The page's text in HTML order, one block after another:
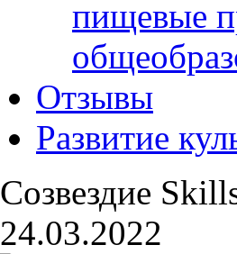
пищевые
Отзывы
Развитие
Созвездие
24.03.2022